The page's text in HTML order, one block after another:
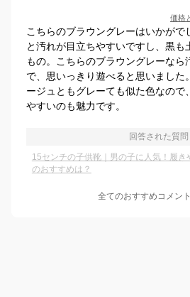
価格
こちらのブラウングレーはいかがで
と汚れが目立ちやすいですし、黒も
もの。こちらのブラウングレーなら
で、思いっきり遊べると思いました
ージュともグレーても似た色なので
やすいのも魅力です。
回答された質問
15センチの子供靴｜男の子に人気！履き
のおすすめは？
全てのおすすめコメント